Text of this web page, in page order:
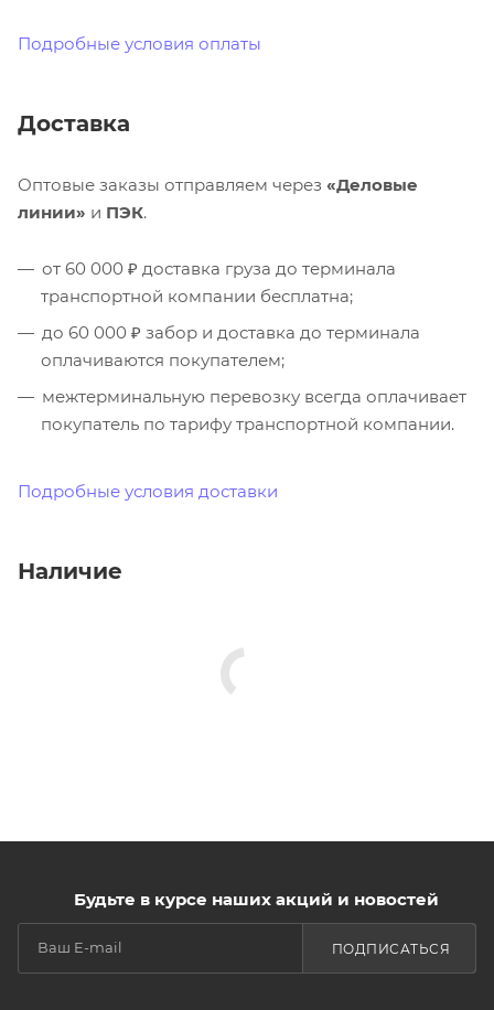
Подробные условия оплаты
Доставка
Оптовые заказы отправляем через «Деловые
линии» и ПЭК.
от 60 000 ₽ доставка груза до терминала
транспортной компании бесплатна;
до 60 000 ₽ забор и доставка до терминала
оплачиваются покупателем;
межтерминальную перевозку всегда оплачивает
покупатель по тарифу транспортной компании.
Подробные условия доставки
Наличие
Будьте в курсе наших акций и новостей
ПОДПИСАТЬСЯ